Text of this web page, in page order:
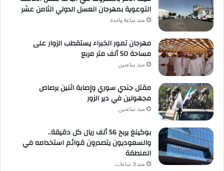
التوعوية بمهرجان العسل الدولي الثامن عشر
منذ ساعة واحدة
مهرجان تمور الخبراء يستقطب الزوار على
مساحة 50 ألف متر مربع
منذ ساعتين
مقتل جندي سوري وإصابة اثنين برصاص
مجهولين في دير الزور
منذ ساعتين
بوكينغ يربح 56 ألف ريال كل دقيقة..
والسعوديون يتصدرون قوائم استخدامه في
المنطقة
منذ 3 ساعات